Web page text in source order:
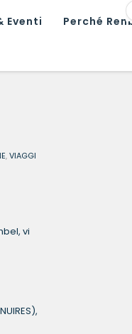
Eventi Perché
,VIAGGI
vi